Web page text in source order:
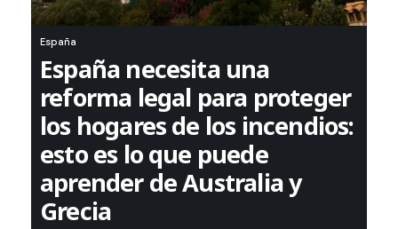
España
España necesita una
reforma legal para proteger
los hogares de los incendios:
esto es lo que puede
aprender de Australia y
Grecia